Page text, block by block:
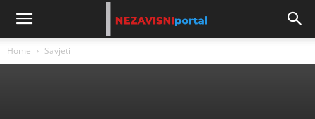
Home Savjeti